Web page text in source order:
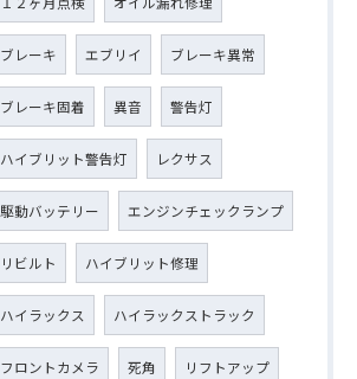
ブレーキ エブリイ ブレーキ異常
ブレーキ固着 異音 警告灯
ハイブリット警告灯 レクサス
駆動バッテリー エンジンチェックランプ
リビルト ハイブリット修理
ハイラックス ハイラックストラック
フロントカメラ 死角 リフトアップ